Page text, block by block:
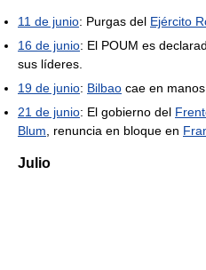
11 de junio: Purgas del Ejército
16 de junio: El POUM es
sus líderes.
19 de junio: Bilbao cae en
21 de junio: El gobierno del
Blum , renuncia en bloque en
Julio